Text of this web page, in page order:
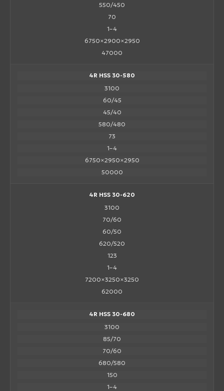
550/450
70
1–4
6750×2900×2950
47000
4R HSS 30-580
3100
60/45
45/40
580/480
73
1–4
6750×2950×2950
50000
4R HSS 30-620
3100
70/60
60/50
620/520
123
1–4
7200×3250×3250
62000
4R HSS 30-680
3100
85/70
70/60
680/580
150
1–4